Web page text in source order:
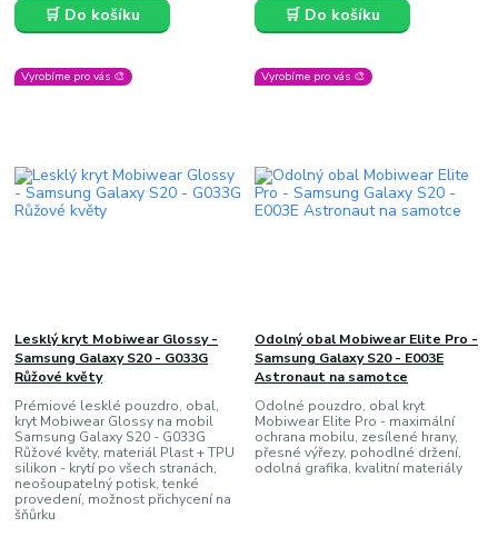
🛒 Do košíku 🛒 Do košíku
Vyrobíme pro vás 🎨
Lesklý kryt Mobiwear Glossy -
Samsung Galaxy S20 - G033G
Růžové květy
Prémiové lesklé pouzdro, obal,
kryt Mobiwear Glossy na mobil
Samsung Galaxy S20 - G033G
Růžové květy, materiál Plast + TPU
silikon - krytí po všech stranách,
neošoupatelný potisk, tenké
provedení, možnost přichycení na
šňůrku
Vyrobíme pro vás 🎨
Odolný obal Mobiwear Elite Pro -
Samsung Galaxy S20 - E003E
Astronaut na samotce
Odolné pouzdro, obal kryt
Mobiwear Elite Pro - maximální
ochrana mobilu, zesílené hrany,
přesné výřezy, pohodlné držení,
odolná grafika, kvalitní materiály